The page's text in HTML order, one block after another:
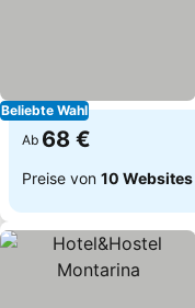
Beliebte Wahl
Ab 68 €
Preise von 10 Websites